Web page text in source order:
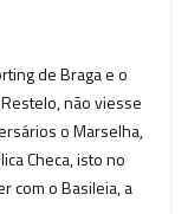
de Braga e o
não viesse
o Marselha,
Checa, isto no
com o Basileia, a